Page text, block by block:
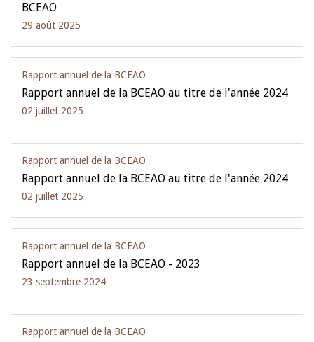
BCEAO
29 août 2025
Rapport annuel de la BCEAO
Rapport annuel de la BCEAO au titre de l'année 2024
02 juillet 2025
Rapport annuel de la BCEAO
Rapport annuel de la BCEAO au titre de l'année 2024
02 juillet 2025
Rapport annuel de la BCEAO
Rapport annuel de la BCEAO - 2023
23 septembre 2024
Rapport annuel de la BCEAO